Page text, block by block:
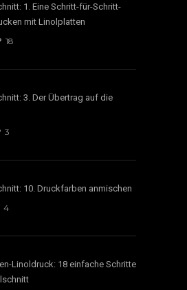
1. Eine Schritt-für-Schritt-
mit Linolplatten
18
3. Der Übertrag auf die
3
10. Druckfarben anmischen
4
Linoldruck: 18 einfache Schritte